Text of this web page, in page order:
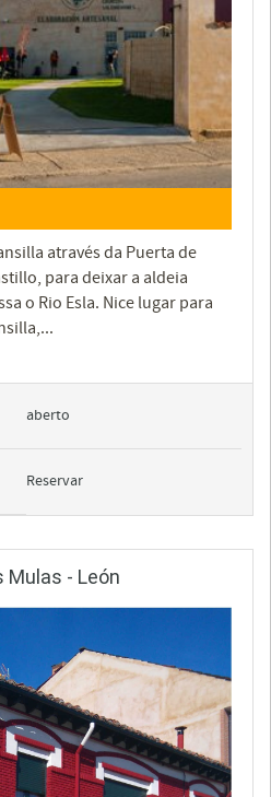
através da Puerta de
para deixar a aldeia
o Rio Esla. Nice lugar para
aberto
Reservar
Mulas - León